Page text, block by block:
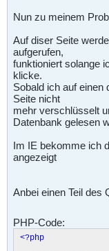
Nun zu meinem
Auf diser Seite
aufgerufen,
funktioniert solange
klicke.
Sobald ich auf einen
Seite nicht
mehr verschlüsselt
Datenbank gelesen
Im IE bekomme ich
angezeigt
Anbei einen Teil des
PHP-Code:
<?php